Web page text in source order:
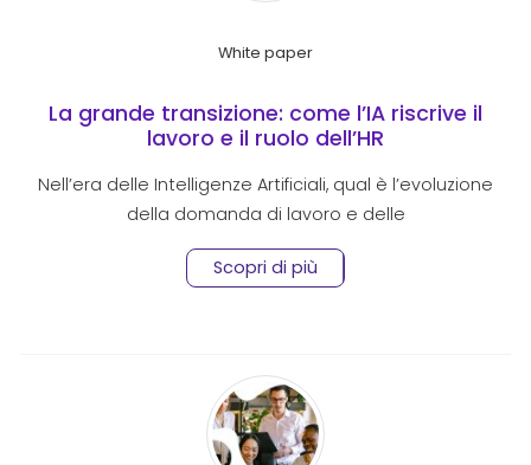
White paper
La grande transizione: come l’IA riscrive il
lavoro e il ruolo dell’HR
Nell’era delle Intelligenze Artificiali, qual è l’evoluzione
della domanda di lavoro e delle
Scopri di più